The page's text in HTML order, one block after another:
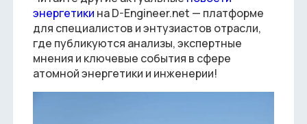
энергетики на D-Engineer.net — платформе
для специалистов и энтузиастов отрасли,
где публикуются анализы, экспертные
мнения и ключевые события в сфере
атомной энергетики и инженерии!